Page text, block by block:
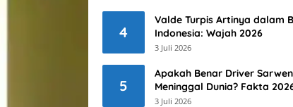
4
Valde Turpis Artinya dalam
Indonesia: Wajah 2026
3 Juli 2026
5
Apakah Benar Driver
Meninggal Dunia? Fakta
3 Juli 2026